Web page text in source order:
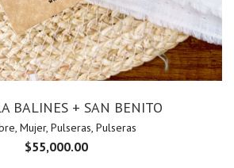
BALINES + SAN BENITO
, Mujer, Pulseras, Pulseras
$55,000.00